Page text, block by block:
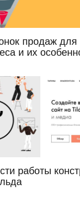
продаж для
и их
работы